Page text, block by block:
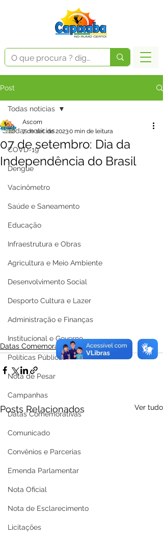
Post
Todas notícias
COVD-19
Dengue
Vacinômetro
Saúde e Saneamento
Educação
Infraestrutura e Obras
Agricultura e Meio Ambiente
Desenvolvimento Social
Desporto Cultura e Lazer
Administração e Finanças
Institucional e Governo
Políticas Públicas
Nota de Pesar
Campanhas
Datas Comemorativas
Comunicado
Convênios e Parcerias
Emenda Parlamentar
Nota Oficial
Nota de Esclarecimento
Licitações
Todas notícias
07 de setembro: Dia da
Independência do Brasil
Ascom
7 de set. de 20230 min de leitura
Datas Comemorativas
Posts Relacionados Ver tudo